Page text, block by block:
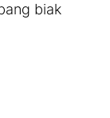
biak